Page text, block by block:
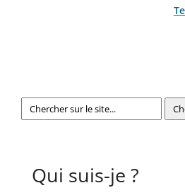
Qui suis-je ?